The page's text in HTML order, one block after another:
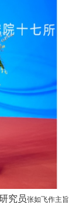
究员张如飞作主旨